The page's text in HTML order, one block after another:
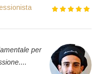
per